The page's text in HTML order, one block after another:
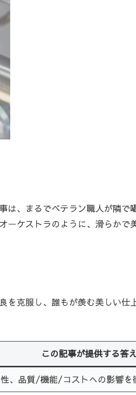
は、まるでベテラン職人が隣で
ケストラのように、滑らかで
を克服し、誰もが羨む美しい仕
この記事が提供する答
、品質/機能/コストへの影響を